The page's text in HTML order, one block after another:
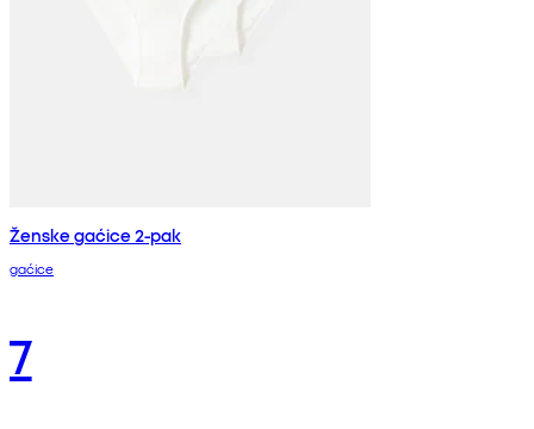
Ženske gaćice 2-pak
gaćice
7